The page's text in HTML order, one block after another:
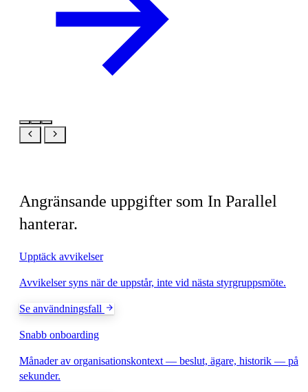
Angränsande uppgifter som In Parallel
hanterar.
Upptäck avvikelser
Avvikelser syns när de uppstår, inte vid nästa styrgruppsmöte.
Se användningsfall
Snabb onboarding
Månader av organisationskontext — beslut, ägare, historik — på
sekunder.